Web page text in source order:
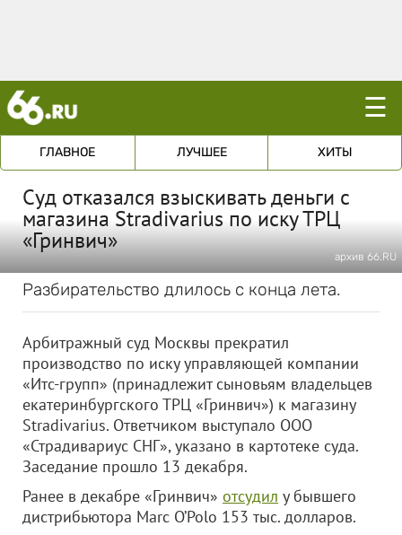
☰
ГЛАВНОЕ ЛУЧШЕЕ ХИТЫ
Суд отказался взыскивать деньги с
магазина Stradivarius по иску ТРЦ
«Гринвич»
архив 66.RU
Разбирательство длилось с конца лета.
Арбитражный суд Москвы прекратил
производство по иску управляющей компании
«Итс-групп» (принадлежит сыновьям владельцев
екатеринбургского ТРЦ «Гринвич») к магазину
Stradivarius. Ответчиком выступало ООО
«Страдивариус СНГ», указано в картотеке суда.
Заседание прошло 13 декабря.
Ранее в декабре «Гринвич» отсудил у бывшего
дистрибьютора Marc O’Polo 153 тыс. долларов.